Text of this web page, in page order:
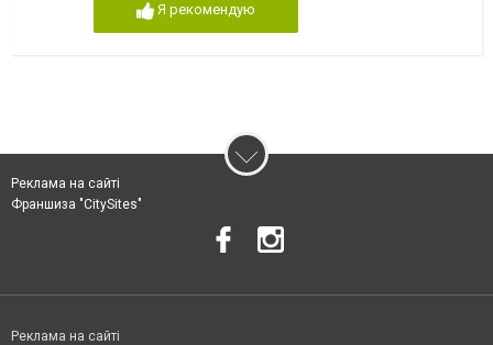
Я рекомендую
Реклама на сайті
Франшиза "CitySites"
Реклама на сайті